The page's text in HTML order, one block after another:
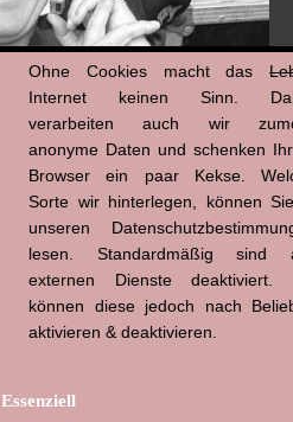
Ohne Cookies macht das
Internet keinen Sinn.
verarbeiten auch wir
anonyme Daten und schenken
Browser ein paar Kekse.
Sorte wir hinterlegen, können
unseren
lesen. Standardmäßig sind
externen Dienste deaktiviert.
können diese jedoch nach
aktivieren & deaktivieren.
Essenziell